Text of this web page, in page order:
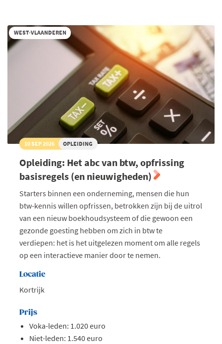
solo-
ondernemer
WEST-VLAANDEREN
10 SEP 2026 OPLEIDING
Opleiding: Het abc van btw, opfrissing
basisregels (en nieuwigheden)
Starters binnen een onderneming, mensen die hun
btw-kennis willen opfrissen, betrokken zijn bij de uitrol
van een nieuw boekhoudsysteem of die gewoon een
gezonde goesting hebben om zich in btw te
verdiepen: het is het uitgelezen moment om alle regels
op een interactieve manier door te nemen.
Locatie
Kortrijk
Prijs
Voka-leden: 1.020 euro
Niet-leden: 1.540 euro